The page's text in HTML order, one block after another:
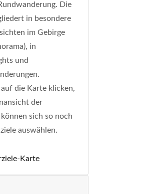
Die
in besondere
im Gebirge
in
und
die Karte klicken,
der
sich so noch
auswählen.